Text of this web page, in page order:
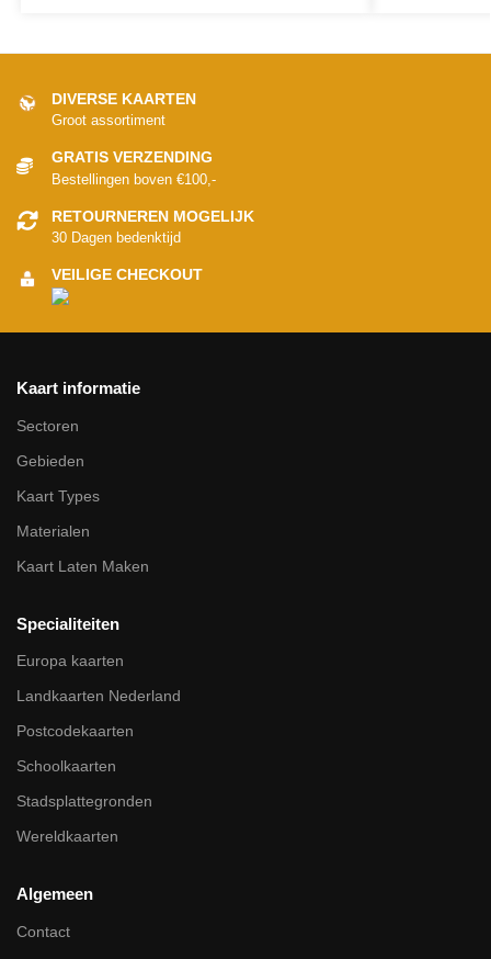
DIVERSE KAARTEN
Groot assortiment
GRATIS VERZENDING
Bestellingen boven €100,-
RETOURNEREN MOGELIJK
30 Dagen bedenktijd
VEILIGE CHECKOUT
Kaart informatie
Sectoren
Gebieden
Kaart Types
Materialen
Kaart Laten Maken
Specialiteiten
Europa kaarten
Landkaarten Nederland
Postcodekaarten
Schoolkaarten
Stadsplattegronden
Wereldkaarten
Algemeen
Contact